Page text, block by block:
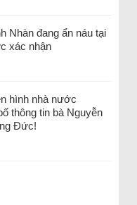
Nhàn đang ẩn náu tại
xác nhận
hình nhà nước
thông tin bà Nguyễn
Đức!